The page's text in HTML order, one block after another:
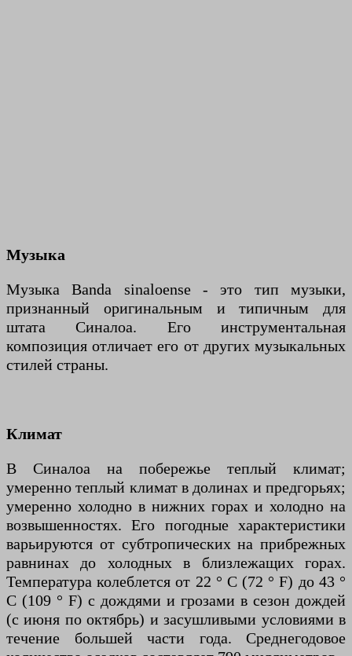
Музыка
Музыка Banda sinaloense - это тип музыки,
признанный оригинальным и типичным для
штата Синалоа. Его инструментальная
композиция отличает его от других музыкальных
стилей страны.
Климат
В Синалоа на побережье теплый климат;
умеренно теплый климат в долинах и предгорьях;
умеренно холодно в нижних горах и холодно на
возвышенностях. Его погодные характеристики
варьируются от субтропических на прибрежных
равнинах до холодных в близлежащих горах.
Температура колеблется от 22 ° C (72 ° F) до 43 °
C (109 ° F) с дождями и грозами в сезон дождей
(с июня по октябрь) и засушливыми условиями в
течение большей части года. Среднегодовое